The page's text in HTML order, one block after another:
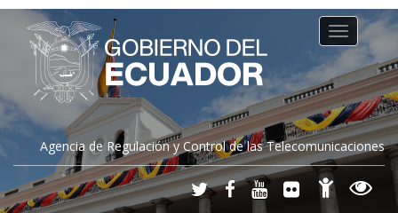
Agencia de Regulación y Control de las Telecomunicaciones
Toggle
navigation